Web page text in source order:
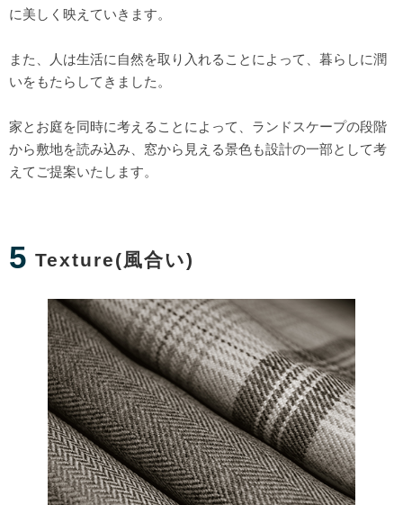
に美しく映えていきます。
また、人は生活に自然を取り入れることによって、暮らしに潤
いをもたらしてきました。
家とお庭を同時に考えることによって、ランドスケープの段階
から敷地を読み込み、窓から見える景色も設計の一部として考
えてご提案いたします。
5 Texture(風合い)